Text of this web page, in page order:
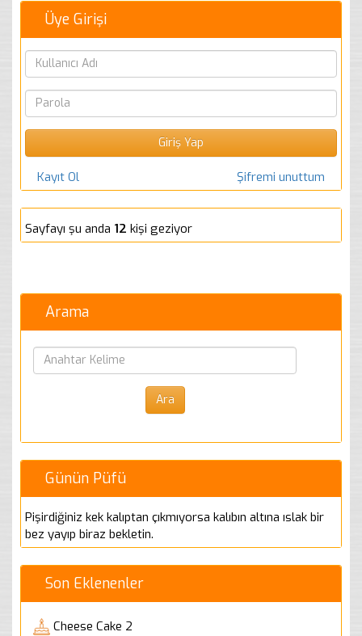
Üye Girişi
Kayıt Ol Şifremi unuttum
Sayfayı şu anda 12 kişi geziyor
Arama
Günün Püfü
Pişirdiğiniz kek kalıptan çıkmıyorsa kalıbın altına ıslak bir
bez yayıp biraz bekletin.
Son Eklenenler
Cheese Cake 2